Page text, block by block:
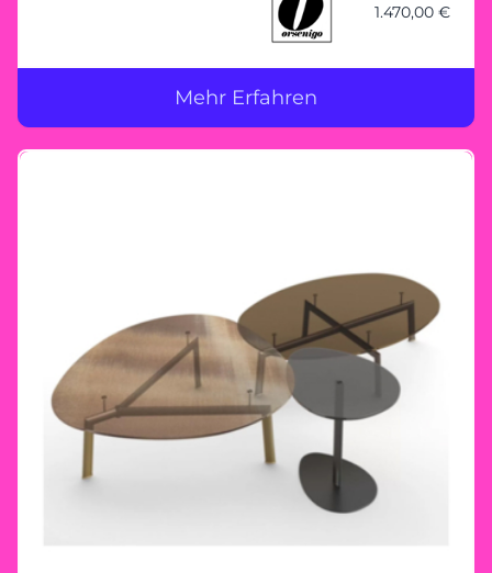
1.470,00 €
Mehr Erfahren